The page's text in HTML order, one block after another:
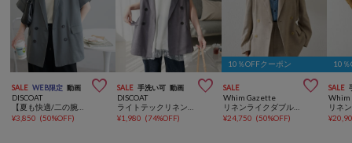
SALE WEB限定 動画 
DISCOAT
¥3,850 (50%OFF)
SALE 手洗い可 動画 
DISCOAT
¥1,980 (74%OFF)
10％OFFクーポン
SALE 
Whim Gazette
リネンライクダブルテーラードジャケット
¥24,750 (50%OFF)
10％
SALE
Whim
¥